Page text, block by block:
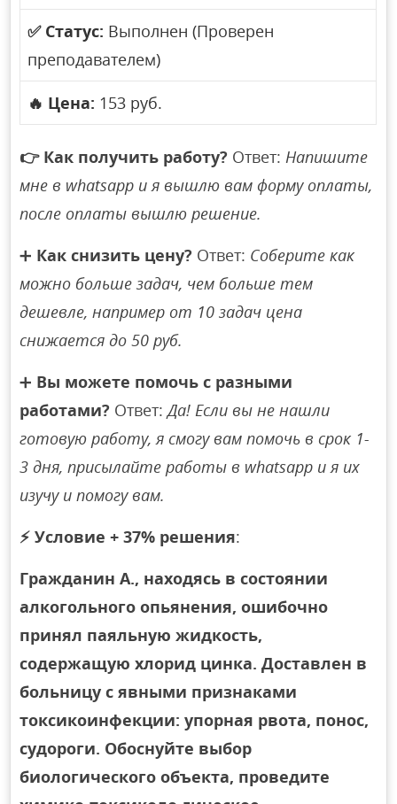
✅ Статус: Выполнен (Проверен
преподавателем)
🔥 Цена: 153 руб.
👉 Как получить работу? Ответ:Напишите
мне в whatsapp и я вышлю вам форму оплаты,
после оплаты вышлю решение.
➕ Как снизить цену? Ответ: Соберите как
можно больше задач, чем больше тем
дешевле, например от 10 задач цена
снижается до 50 руб.
➕ Вы можете помочь с разными
работами? Ответ:Да! Если вы не нашли
готовую работу, я смогу вам помочь в срок 1-
3 дня, присылайте работы в whatsapp и я их
изучу и помогу вам.
⚡ Условие + 37% решения:
Гражданин А., находясь в состоянии
алкогольного опьянения, ошибочно
принял паяльную жидкость,
содержащую хлорид цинка. Доставлен в
больницу с явными признаками
токсикоинфекции: упорная рвота, понос,
судороги. Обоснуйте выбор
биологического объекта, проведите